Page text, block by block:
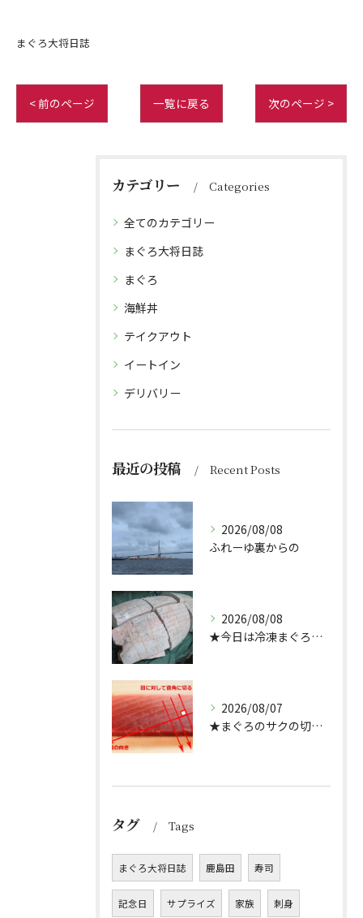
まぐろ大将日誌
< 前のページ 一覧に戻る 次のページ >
カテゴリー Categories
全てのカテゴリー
まぐろ大将日誌
まぐろ
海鮮丼
テイクアウト
イートイン
デリバリー
最近の投稿 Recent Posts
2026/08/08
ふれーゆ裏からの
2026/08/08
★今日は冷凍まぐろのサクの解凍方法★（どんぶり屋まぐろ大将）
2026/08/07
★まぐろのサクの切り方★
タグ Tags
まぐろ大将日誌 鹿島田 寿司
記念日 サプライズ 家族 刺身